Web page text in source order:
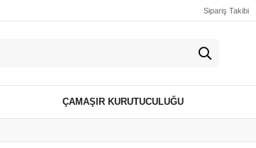
Sipariş Takibi
ÇAMAŞIR KURUTUCULUĞU